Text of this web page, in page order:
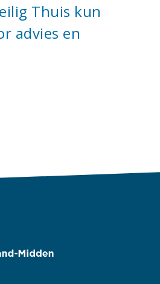
Thuis kun
advies en